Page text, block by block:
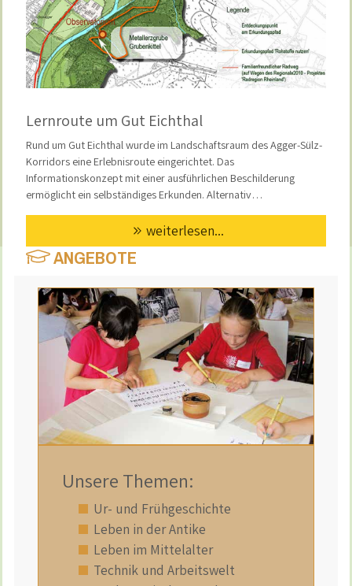
Lernroute um Gut Eichthal
Rund um Gut Eichthal wurde im Landschaftsraum des Agger-Sülz-
Korridors eine Erlebnisroute eingerichtet. Das
Informationskonzept mit einer ausführlichen Beschilderung
ermöglicht ein selbständiges Erkunden. Alternativ…
weiterlesen...
ANGEBOTE
Unsere Themen:
Ur- und Frühgeschichte
Leben in der Antike
Leben im Mittelalter
Technik und Arbeitswelt